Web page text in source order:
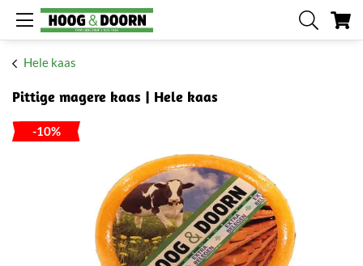
Hele kaas
Pittige magere kaas | Hele kaas
-10%